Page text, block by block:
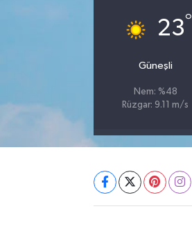
23°
Güneşli
Nem: %48
Rüzgar: 9.11 m/s